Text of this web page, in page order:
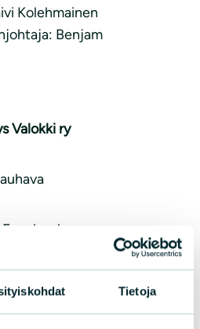
Tietoja
Kolehmainen
Benjam
Valokki ry
Facebook
Erkki Korpimäki, p.
e-mail:
Hongisto, e-mail: